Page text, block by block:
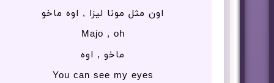
اون مثل مونا لیزا , اوه ماخو
Majo , oh
ماخو , اوه
You can see my eyes